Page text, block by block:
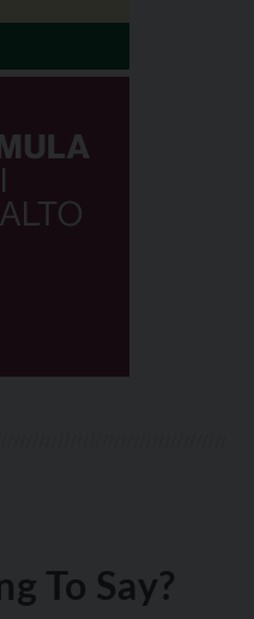
To Say?